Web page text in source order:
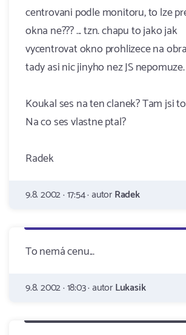
centrovani podle monitoru, to lze
okna ne??? ... tzn. chapu to jako jak
vycentrovat okno prohlizece na
tady asi nic jinyho nez JS nepomuze.
Koukal ses na ten clanek? Tam jsi
Na co ses vlastne ptal?
Radek
9.8. 2002 · 17:54 · autorRadek
To nemá cenu...
9.8. 2002 · 18:03 · autorLukasik